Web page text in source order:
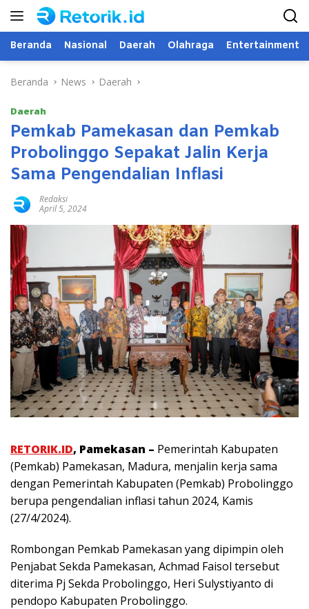
Langsung
Beranda Nasional Daerah Olahraga Entertainment
Beranda News Daerah
Daerah
Pemkab Pamekasan dan Pemkab
Probolinggo Sepakat Jalin Kerja
Sama Pengendalian Inflasi
Redaksi
April 5, 2024
RETORIK.ID, Pamekasan – Pemerintah Kabupaten
(Pemkab) Pamekasan, Madura, menjalin kerja sama
dengan Pemerintah Kabupaten (Pemkab) Probolinggo
berupa pengendalian inflasi tahun 2024, Kamis
(27/4/2024).
Rombongan Pemkab Pamekasan yang dipimpin oleh
Penjabat Sekda Pamekasan, Achmad Faisol tersebut
diterima Pj Sekda Probolinggo, Heri Sulystiyanto di
pendopo Kabupaten Probolinggo.